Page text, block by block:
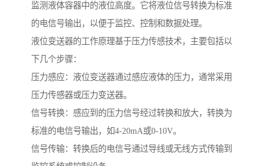
监测液体容器中的液位高度。它将液位信号转换为标准
的电信号输出，以便于监控、控制和数据处理。
液位变送器的工作原理基于压力传感技术，主要包括以
下几个步骤：
压力感应：液位变送器通过感应液体的压力，通常采用
压力传感器或压力变送器。
信号转换：感应到的压力信号经过转换和放大，转换为
标准的电信号输出，如4-20mA或0-10V。
信号传输：转换后的电信号通过导线或无线方式传输到